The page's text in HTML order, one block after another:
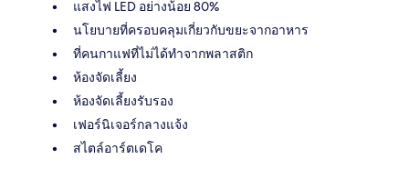
แสงไฟ LED อย่างน้อย 80%
นโยบายที่ครอบคลุมเกี่ยวกับขยะจากอาหาร
ที่คนกาแฟที่ไม่ได้ทำจากพลาสติก
ห้องจัดเลี้ยง
ห้องจัดเลี้ยงรับรอง
เฟอร์นิเจอร์กลางแจ้ง
สไตล์อาร์ตเดโค